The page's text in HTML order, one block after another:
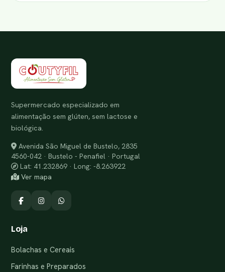
Supermercado especializado em
alimentação sem glúten, sem lactose e
biológica.
Avenida São Miguel de Bustelo, 2835
4560-042 · Bustelo - Penafiel · Portugal
Lat: 41.232869 · Long: -8.263922
Ver mapa
Loja
Bolachas e Cereais
Farinhas e Preparados